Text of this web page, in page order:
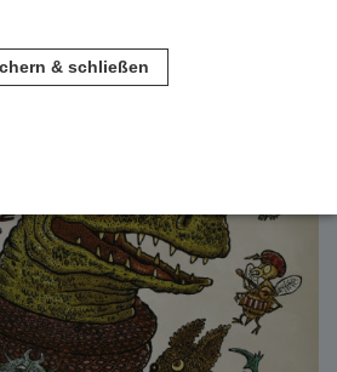
& schließen
Betrieb der Seite unbedingt notwendig.
Daten gespeichert.
ID wird hinterlegt.